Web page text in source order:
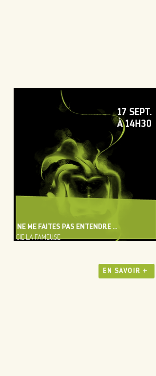
17 SEPT.
À 14H30
CIE LA FAMEUSE
NE ME FAITES PAS ENTENDRE ...
EN SAVOIR +